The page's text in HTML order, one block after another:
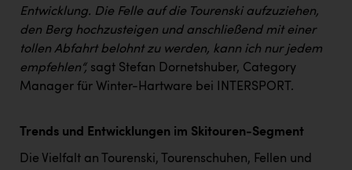
Vorlagenportal
Wir besiegen Krebs
Wirtschaftskammer OÖ
ZULuft - Zukunft Luft Austria
z.l.ö.
Entwicklung. Die Felle auf die Tourenski aufzuziehen,
den Berg hochzusteigen und anschließend mit einer
tollen Abfahrt belohnt zu werden, kann ich nur jedem
empfehlen“, sagt Stefan Dornetshuber, Category
Manager für Winter-Hartware bei INTERSPORT.
Trends und Entwicklungen im Skitouren-Segment
Die Vielfalt an Tourenski, Tourenschuhen, Fellen und